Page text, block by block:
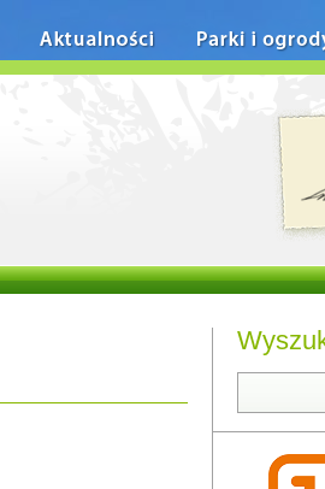
Aktualności Parki i ogrody